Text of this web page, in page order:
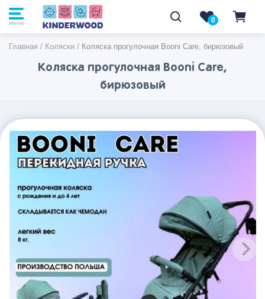
меню 0
Главная / Коляски / Коляска прогулочная Booni Care, бирюзовый
Коляска прогулочная Booni Care,
бирюзовый